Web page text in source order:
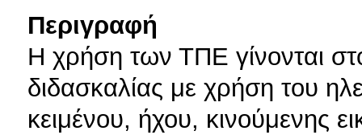
Περιγραφή
Η χρήση των ΤΠΕ γίνονται
διδασκαλίας με χρήση του
κειμένου, ήχου, κινούμενης